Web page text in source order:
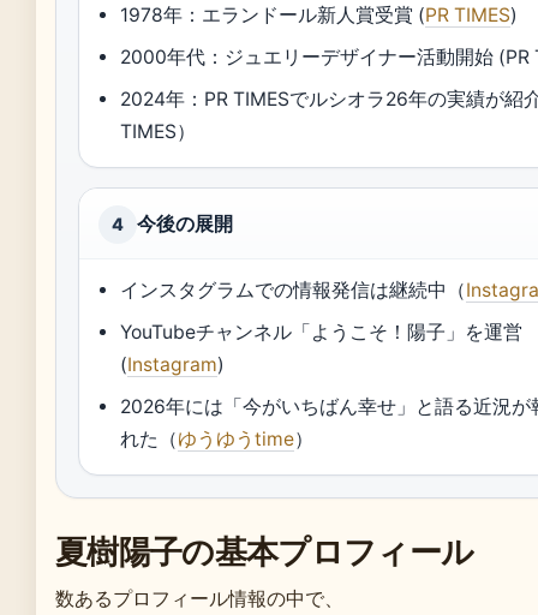
1978年：エランドール新人賞受賞 (PR TIMES)
2000年代：ジュエリーデザイナー活動開始 (PR
2024年：PR TIMESでルシオラ26年の実績が紹
TIMES）
4 今後の展開
インスタグラムでの情報発信は継続中（
YouTubeチャンネル「ようこそ！陽子」を運営
(Instagram)
2026年には「今がいちばん幸せ」と語る近況が
れた（ゆうゆうtime）
夏樹陽子の基本プロフィール
数あるプロフィール情報の中で、